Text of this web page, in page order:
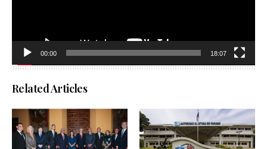
00:00 18:07
Related Articles